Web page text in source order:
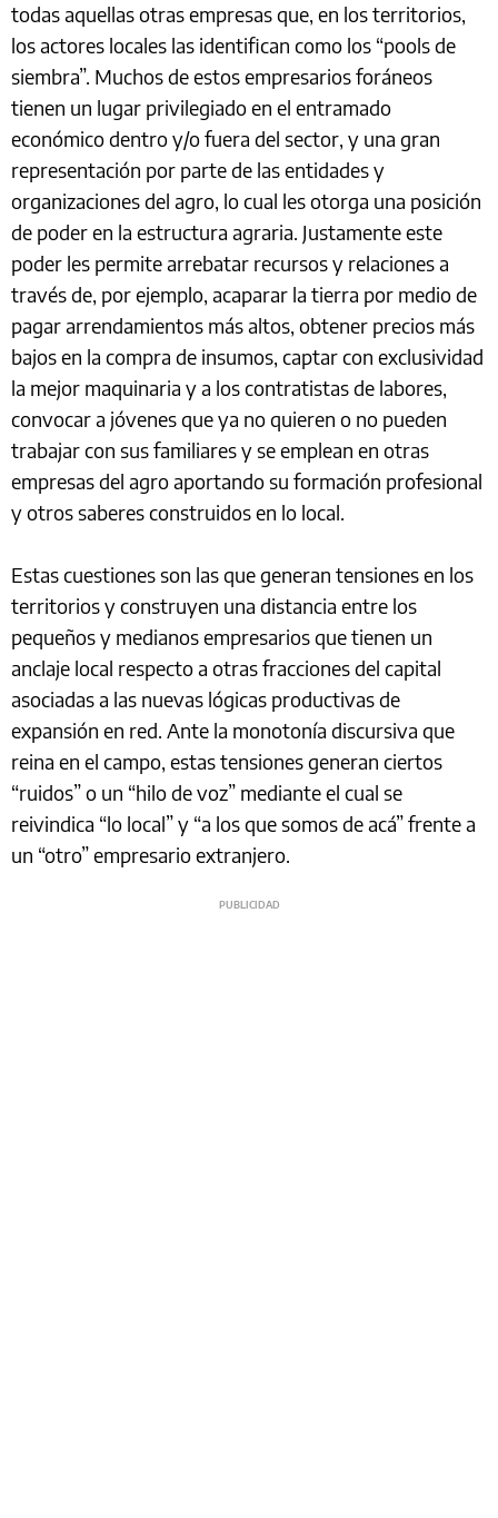
todas aquellas otras empresas que, en los territorios,
los actores locales las identifican como los “pools de
siembra”. Muchos de estos empresarios foráneos
tienen un lugar privilegiado en el entramado
económico dentro y/o fuera del sector, y una gran
representación por parte de las entidades y
organizaciones del agro, lo cual les otorga una posición
de poder en la estructura agraria. Justamente este
poder les permite arrebatar recursos y relaciones a
través de, por ejemplo, acaparar la tierra por medio de
pagar arrendamientos más altos, obtener precios más
bajos en la compra de insumos, captar con exclusividad
la mejor maquinaria y a los contratistas de labores,
convocar a jóvenes que ya no quieren o no pueden
trabajar con sus familiares y se emplean en otras
empresas del agro aportando su formación profesional
y otros saberes construidos en lo local.
Estas cuestiones son las que generan tensiones en los
territorios y construyen una distancia entre los
pequeños y medianos empresarios que tienen un
anclaje local respecto a otras fracciones del capital
asociadas a las nuevas lógicas productivas de
expansión en red. Ante la monotonía discursiva que
reina en el campo, estas tensiones generan ciertos
“ruidos” o un “hilo de voz” mediante el cual se
reivindica “lo local” y “a los que somos de acá” frente a
un “otro” empresario extranjero.